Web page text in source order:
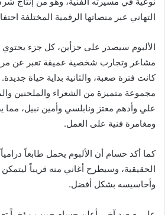
التهاني عبر منصاتها الرقمية المختلفة
مشاعر وتجارب شخصية عميقة تعبر عن
كانت فترة صعبة، والثانية بداية حياة
مجموعة متميزة من الشعراء والملحنين
علي وأدهم معتز ونابلسي وأمين نبيل،
ومغامرة فنية على العمل.
كما أكد حسام أن الألبوم يحمل طابعاً
الحقيقية، وسيطرح أغاني منه قريباً
وأحاسيسه بشكل أفضل.